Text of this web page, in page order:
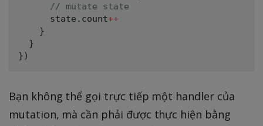
// mutate state
      state
. count++
}
}
} )
Bạn không thể gọi trực tiếp một handler của
mutation, mà cần phải được thực hiện bằng